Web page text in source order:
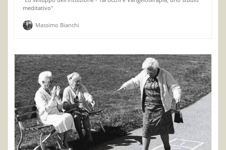
meditativo"
Massimo Bianchi